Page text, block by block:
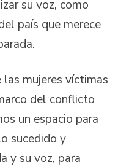
su voz, como
país que merece
las mujeres víctimas
del conflicto
un espacio para
sucedido y
y su voz, para